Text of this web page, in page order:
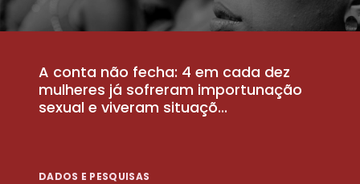
A conta não fecha: 4 em cada dez
mulheres já sofreram importunação
sexual e viveram situaçõ...
DADOS E PESQUISAS